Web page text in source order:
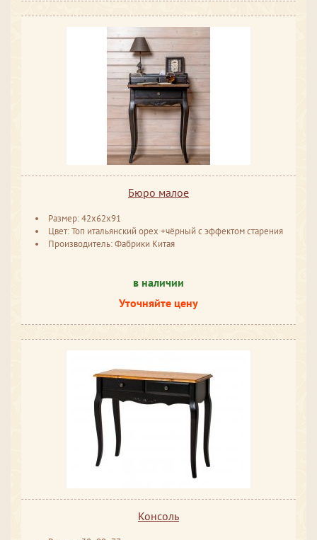
Бюро малое
Размер: 42x62x91
Цвет: Топ итальянский орех +чёрный с эффектом старения
Производитель: Фабрики Китая
в наличии
Уточняйте цену
Консоль